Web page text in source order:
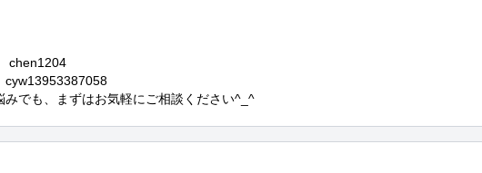
chen1204
cyw13953387058
みでも、まずはお気軽にご相談ください^_^